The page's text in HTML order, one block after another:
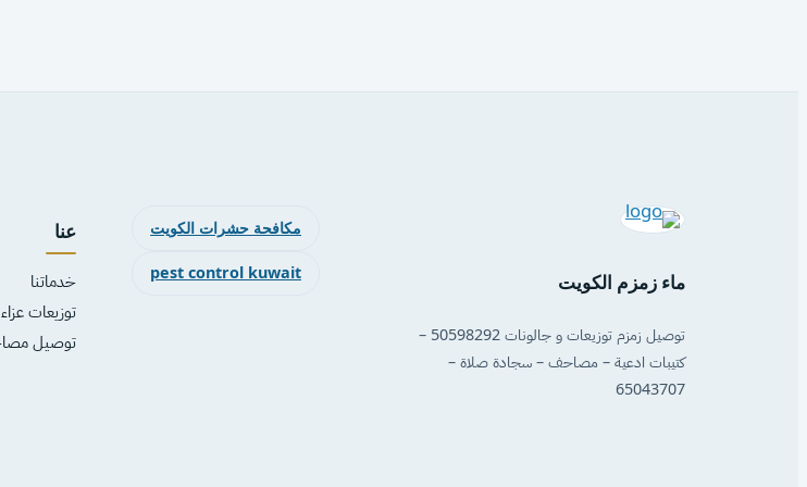
ماء زمزم الكويت
توصيل زمزم توزيعات و جالونات 50598292 –
كتيبات ادعية – مصاحف – سجادة صلاة –
65043707
مكافحة حشرات الكويت
pest control kuwait
عنا
خدماتنا
توزيعات عزاء
توصيل